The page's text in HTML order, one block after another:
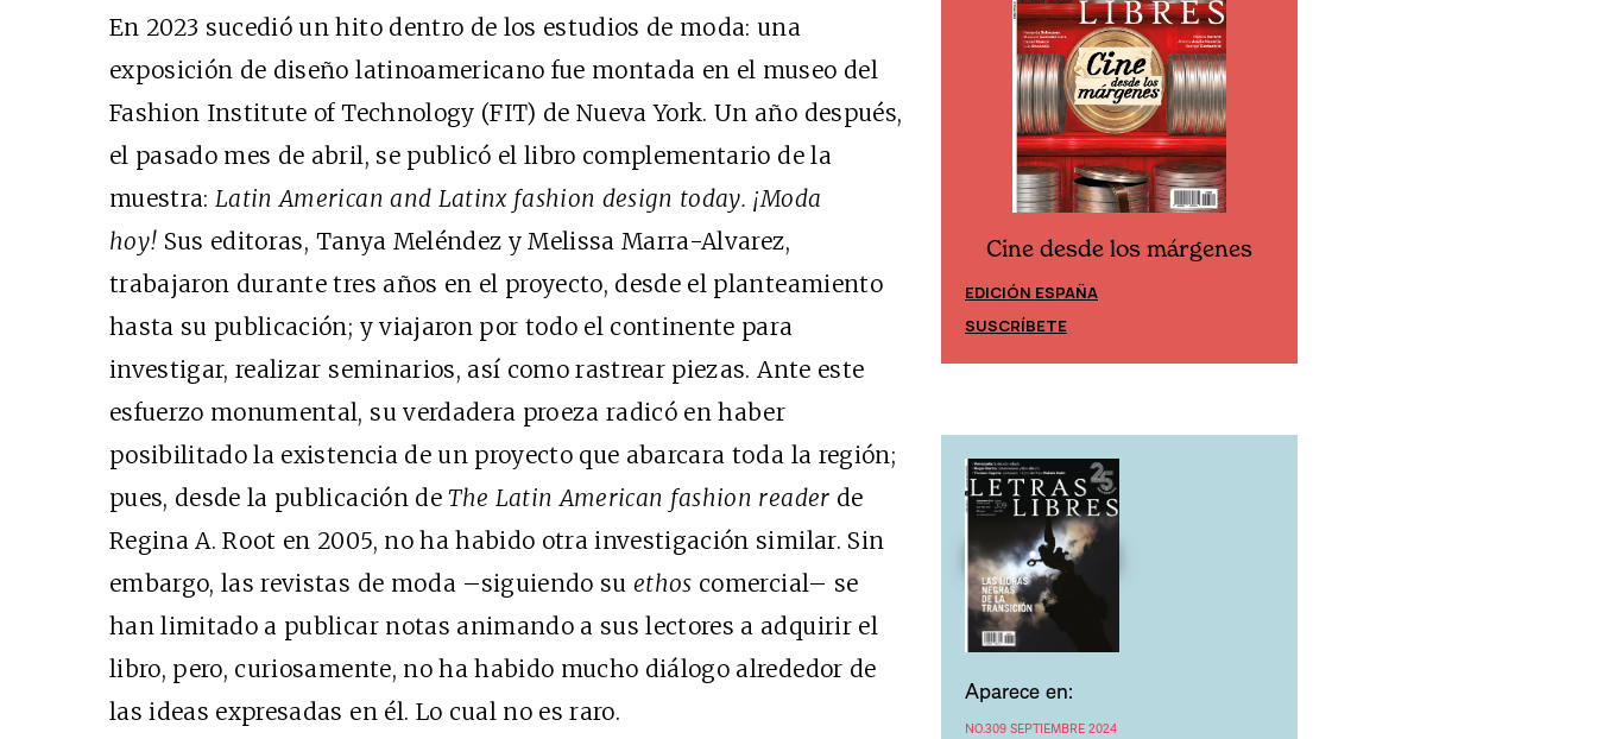
En 2023 sucedió un hito dentro de los estudios de moda: una
exposición de diseño latinoamericano fue montada en el museo del
Fashion Institute of Technology (FIT) de Nueva York. Un año después,
el pasado mes de abril, se publicó el libro complementario de la
muestra:Latin American and Latinx fashion design today. ¡Moda
hoy! Sus editoras, Tanya Meléndez y Melissa Marra-Alvarez,
trabajaron durante tres años en el proyecto, desde el planteamiento
hasta su publicación; y viajaron por todo el continente para
investigar, realizar seminarios, así como rastrear piezas. Ante este
esfuerzo monumental, su verdadera proeza radicó en haber
posibilitado la existencia de un proyecto que abarcara toda la región;
pues, desde la publicación deThe Latin American fashion reader de
Regina A. Root en 2005, no ha habido otra investigación similar. Sin
embargo, las revistas de moda –siguiendo suethos comercial– se
han limitado a publicar notas animando a sus lectores a adquirir el
libro, pero, curiosamente, no ha habido mucho diálogo alrededor de
las ideas expresadas en él. Lo cual no es raro.
Cine desde los márgenes
EDICIÓN MÉXICO
SUSCRÍBETE
Cine desde los márgenes
EDICIÓN ESPAÑA
SUSCRÍBETE
Aparece en:
NO.309 SEPTIEMBRE 2024